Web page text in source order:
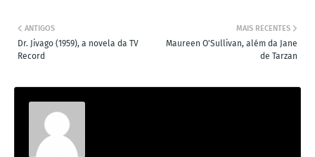
MAIS RECENTES
Maureen O'Sullivan, além da Jane
de Tarzan
ANTIGOS
Dr. Jivago (1959), a novela da TV
Record